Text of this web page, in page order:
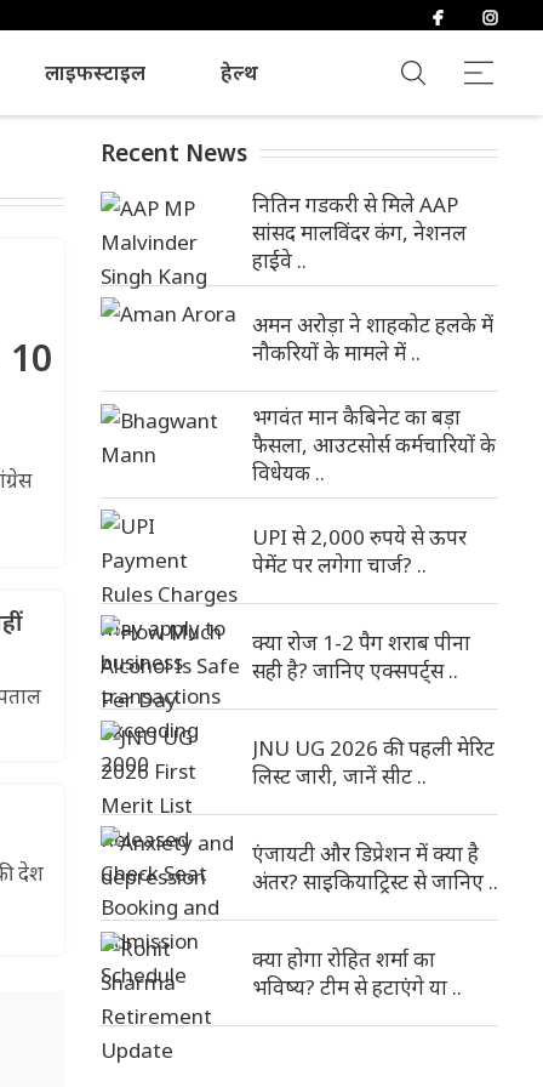
लाइफस्टाइल हेल्थ
10
देश
Recent News
नितिन गडकरी से मिले AAP
सांसद मालविंदर कंग, नेशनल
हाईवे ..
अमन अरोड़ा ने शाहकोट हलके में
नौकरियों के मामले में ..
भगवंत मान कैबिनेट का बड़ा
फैसला, आउटसोर्स कर्मचारियों के
विधेयक ..
UPI से 2,000 रुपये से ऊपर
पेमेंट पर लगेगा चार्ज? ..
क्या रोज 1-2 पैग शराब पीना
सही है? जानिए एक्सपर्ट्स ..
JNU UG 2026 की पहली मेरिट
लिस्ट जारी, जानें सीट ..
एंजायटी और डिप्रेशन में क्या है
अंतर? साइकियाट्रिस्ट से जानिए ..
क्या होगा रोहित शर्मा का
भविष्य? टीम से हटाएंगे या ..